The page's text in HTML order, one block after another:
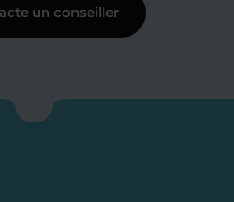
un conseiller